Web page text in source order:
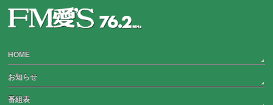
HOME
お知らせ
番組表